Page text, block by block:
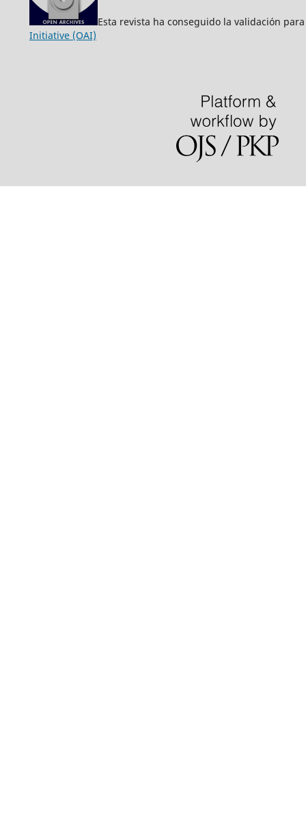
Esta revista ha conseguido la validación
Initiative (OAI)